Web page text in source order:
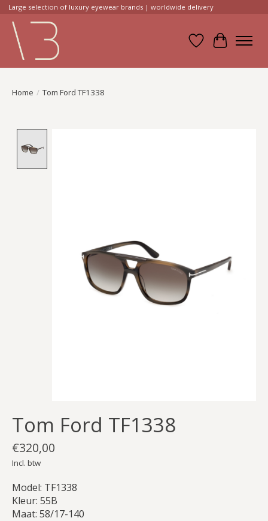
Large selection of luxury eyewear brands | worldwide delivery
Verlanglijst
Home / Tom Ford TF1338
Tom Ford TF1338
€320,00
Incl. btw
Model: TF1338
Kleur: 55B
Maat: 58/17-140